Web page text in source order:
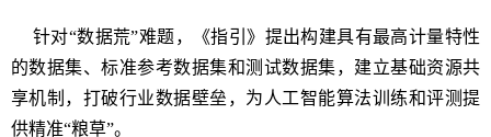
针对“数据荒”难题，《指引》提出构建具有最高计量特性
的数据集、标准参考数据集和测试数据集，建立基础资源共
享机制，打破行业数据壁垒，为人工智能算法训练和评测提
供精准“粮草”。